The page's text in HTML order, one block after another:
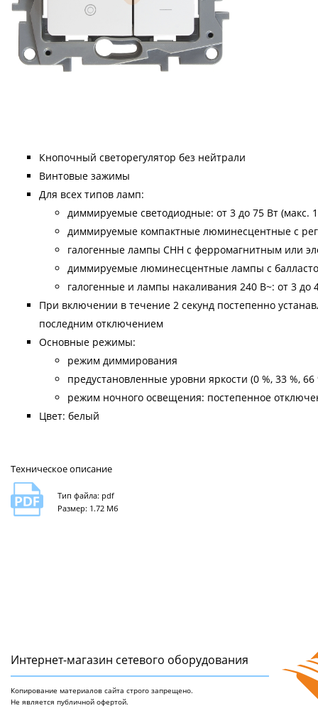
Кнопочный светорегулятор без нейтрали
Винтовые зажимы
Для всех типов ламп:
диммируемые светодиодные: от 3 до 75 Вт (макс.
диммируемые компактные люминесцентные с
галогенные лампы CHH с ферромагнитным или
диммируемые люминесцентные лампы с
галогенные и лампы накаливания 240 В~: от 3 до
При включении в течение 2 секунд постепенно
последним отключением
Основные режимы:
режим диммирования
предустановленные уровни яркости (0 %, 33 %, 66
режим ночного освещения: постепенное
Цвет: белый
Техническое описание
Тип файла: pdf
Размер: 1.72 Мб
Интернет-магазин сетeвого оборудования
Копирование материалов сайта строго запрещено.
Не является публичной офертой.